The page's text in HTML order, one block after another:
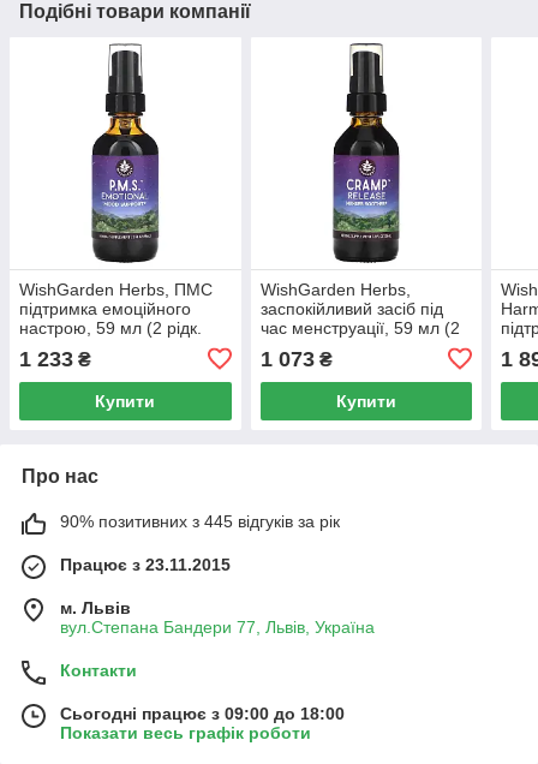
Подібні товари компанії
WishGarden Herbs, ПМС
підтримка емоційного
настрою, 59 мл (2 рідк.
1 233 ₴
Купити
WishGarden Herbs,
заспокійливий засіб під
час менструації, 59 мл (2
1 073₴
Купити
1
Про нас
90% позитивних з 445 відгуків за рік
Працює з 23.11.2015
м. Львів
вул.Степана Бандери 77, Львів, Україна
Контакти
Сьогодні працює з 09:00 до 18:00
Показати весь графік роботи